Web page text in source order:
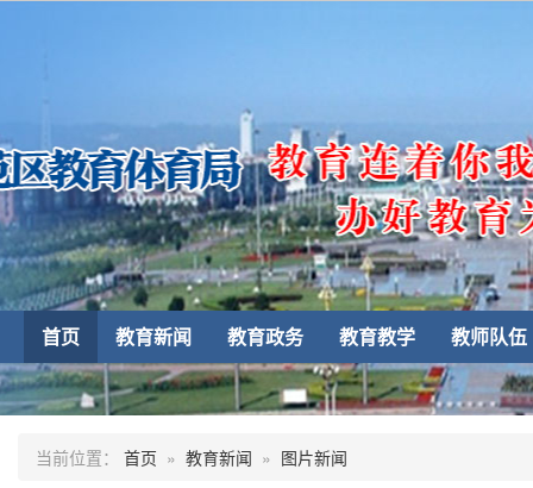
首页 教育新闻 教育政务 教育教学 教师队伍
当前位置： 首页 » 教育新闻 » 图片新闻